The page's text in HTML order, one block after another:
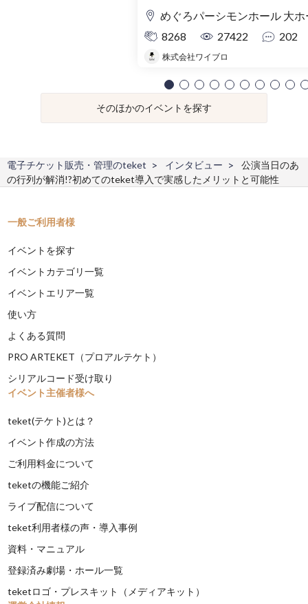
めぐろパーシモンホール 大ホ
8268
27422 202
株式会社ワイブロ
そのほかのイベントを探す
電子チケット販売・管理のteket インタビュー
公演当日のあ
の行列が解消!?初めてのteket導入で実感したメリットと可能性
一般ご利用者様
イベントを探す
イベントカテゴリ一覧
イベントエリア一覧
使い方
よくある質問
PRO ARTEKET（プロアルテケト）
シリアルコード受け取り
イベント主催者様へ
teket(テケト)とは？
イベント作成の方法
ご利用料金について
teketの機能ご紹介
ライブ配信について
teket利用者様の声・導入事例
資料・マニュアル
登録済み劇場・ホール一覧
teketロゴ・プレスキット（メディアキット）